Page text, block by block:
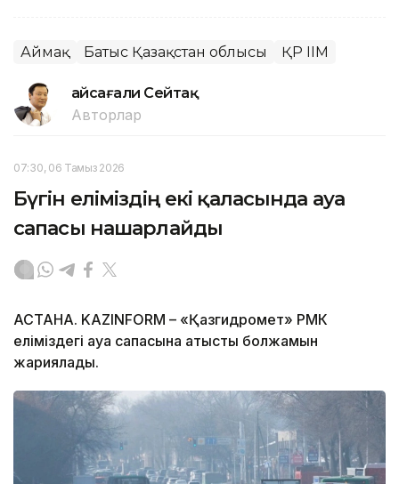
Аймақ Батыс Қазақстан облысы ҚР ІІМ
Ғайсағали Сейтақ
Авторлар
07:30, 06 Тамыз 2026
Бүгін еліміздің екі қаласында ауа
сапасы нашарлайды
АСТАНА. KAZINFORM – «Қазгидромет» РМК
еліміздегі ауа сапасына қатысты болжамын
жариялады.